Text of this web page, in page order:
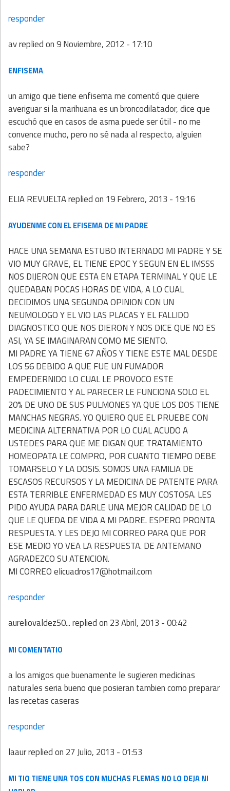
responder
avreplied on9 Noviembre, 2012 - 17:10
ENFISEMA
un amigo que tiene enfisema me comentó que quiere
averiguar si la marihuana es un broncodilatador, dice que
escuchó que en casos de asma puede ser útil - no me
convence mucho, pero no sé nada al respecto, alguien
sabe?
responder
ELIA REVUELTAreplied on 19 Febrero, 2013 - 19:16
AYUDENME CON EL EFISEMA DE MI PADRE
HACE UNA SEMANA ESTUBO INTERNADO MI PADRE Y SE
VIO MUY GRAVE, EL TIENE EPOC Y SEGUN EN EL IMSSS
NOS DIJERON QUE ESTA EN ETAPA TERMINAL Y QUE LE
QUEDABAN POCAS HORAS DE VIDA, A LO CUAL
DECIDIMOS UNA SEGUNDA OPINION CON UN
NEUMOLOGO Y EL VIO LAS PLACAS Y EL FALLIDO
DIAGNOSTICO QUE NOS DIERON Y NOS DICE QUE NO ES
ASI, YA SE IMAGINARAN COMO ME SIENTO.
MI PADRE YA TIENE 67 AÑOS Y TIENE ESTE MAL DESDE
LOS 56 DEBIDO A QUE FUE UN FUMADOR
EMPEDERNIDO LO CUAL LE PROVOCO ESTE
PADECIMIENTO Y AL PARECER LE FUNCIONA SOLO EL
20% DE UNO DE SUS PULMONES YA QUE LOS DOS TIENE
MANCHAS NEGRAS. YO QUIERO QUE EL PRUEBE CON
MEDICINA ALTERNATIVA POR LO CUAL ACUDO A
USTEDES PARA QUE ME DIGAN QUE TRATAMIENTO
HOMEOPATA LE COMPRO, POR CUANTO TIEMPO DEBE
TOMARSELO Y LA DOSIS. SOMOS UNA FAMILIA DE
ESCASOS RECURSOS Y LA MEDICINA DE PATENTE PARA
ESTA TERRIBLE ENFERMEDAD ES MUY COSTOSA. LES
PIDO AYUDA PARA DARLE UNA MEJOR CALIDAD DE LO
QUE LE QUEDA DE VIDA A MI PADRE. ESPERO PRONTA
RESPUESTA. Y LES DEJO MI CORREO PARA QUE POR
ESE MEDIO YO VEA LA RESPUESTA. DE ANTEMANO
AGRADEZCO SU ATENCION.
MI CORREO elicuadros17@hotmail.com
responder
aureliovaldez50...replied on 23 Abril, 2013 - 00:42
MI COMENTATIO
a los amigos que buenamente le sugieren medicinas
naturales seria bueno que posieran tambien como preparar
las recetas caseras
responder
laaurreplied on 27 Julio, 2013 - 01:53
MI TIO TIENE UNA TOS CON MUCHAS FLEMAS NO LO DEJA NI